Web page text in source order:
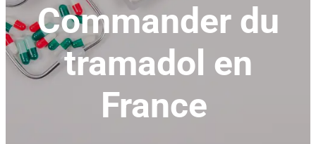
Commander du
tramadol en
France